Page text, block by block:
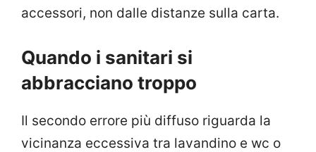
accessori, non dalle distanze sulla carta.
Quando i sanitari si
abbracciano troppo
Il secondo errore più diffuso riguarda la
vicinanza eccessiva tra lavandino e wc o